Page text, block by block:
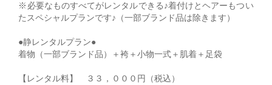
※必要なものすべてがレンタルできる♪着付けとヘアーもつい
たスペシャルプランです♪（一部ブランド品は除きます）
●静レンタルプラン●
着物（一部ブランド品）＋袴＋小物一式＋肌着＋足袋
【レンタル料】 ３３，０００円（税込）